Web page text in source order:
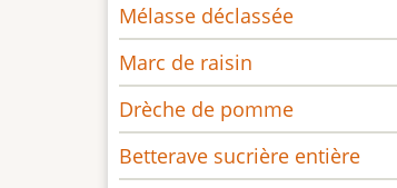
Mélasse déclassée
Marc de raisin
Drèche de pomme
Betterave sucrière entière